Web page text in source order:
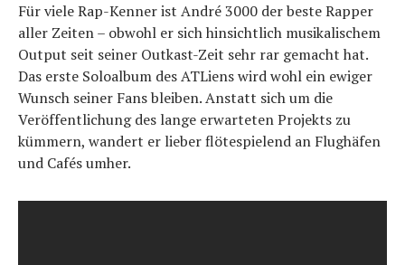
Für viele Rap-Kenner ist André 3000 der beste Rapper
aller Zeiten – obwohl er sich hinsichtlich musikalischem
Output seit seiner Outkast-Zeit sehr rar gemacht hat.
Das erste Soloalbum des ATLiens wird wohl ein ewiger
Wunsch seiner Fans bleiben. Anstatt sich um die
Veröffentlichung des lange erwarteten Projekts zu
kümmern, wandert er lieber flötespielend an Flughäfen
und Cafés umher.